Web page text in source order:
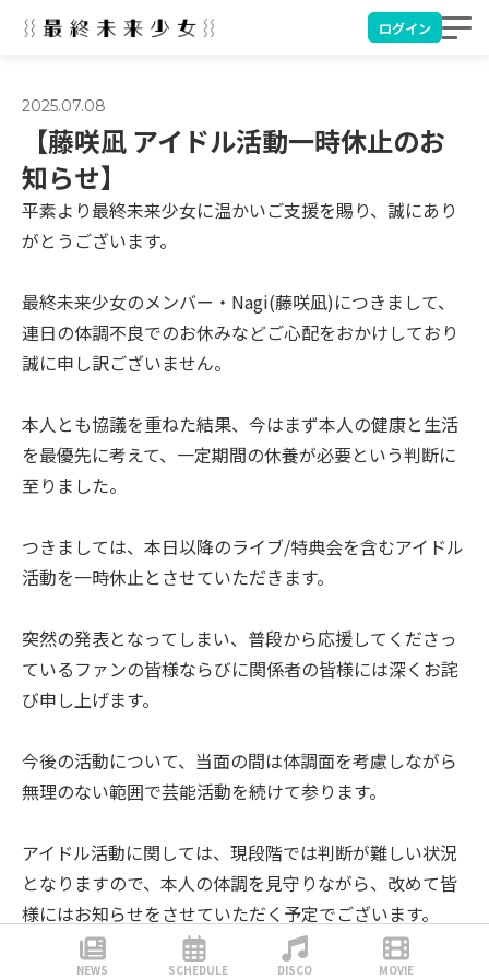
ログイン
2025.07.08
【藤咲凪 アイドル活動一時休止のお
知らせ】
平素より最終未来少女に温かいご支援を賜り、誠にあり
がとうございます。
最終未来少女のメンバー・Nagi(藤咲凪)につきまして、
連日の体調不良でのお休みなどご心配をおかけしており
誠に申し訳ございません。
本人とも協議を重ねた結果、今はまず本人の健康と生活
を最優先に考えて、一定期間の休養が必要という判断に
至りました。
つきましては、本日以降のライブ/特典会を含むアイドル
活動を一時休止とさせていただきます。
突然の発表となってしまい、普段から応援してくださっ
ているファンの皆様ならびに関係者の皆様には深くお詫
び申し上げます。
今後の活動について、当面の間は体調面を考慮しながら
無理のない範囲で芸能活動を続けて参ります。
アイドル活動に関しては、現段階では判断が難しい状況
となりますので、本人の体調を見守りながら、改めて皆
様にはお知らせをさせていただく予定でございます。
NEWS SCHEDULE DISCO MOVIE